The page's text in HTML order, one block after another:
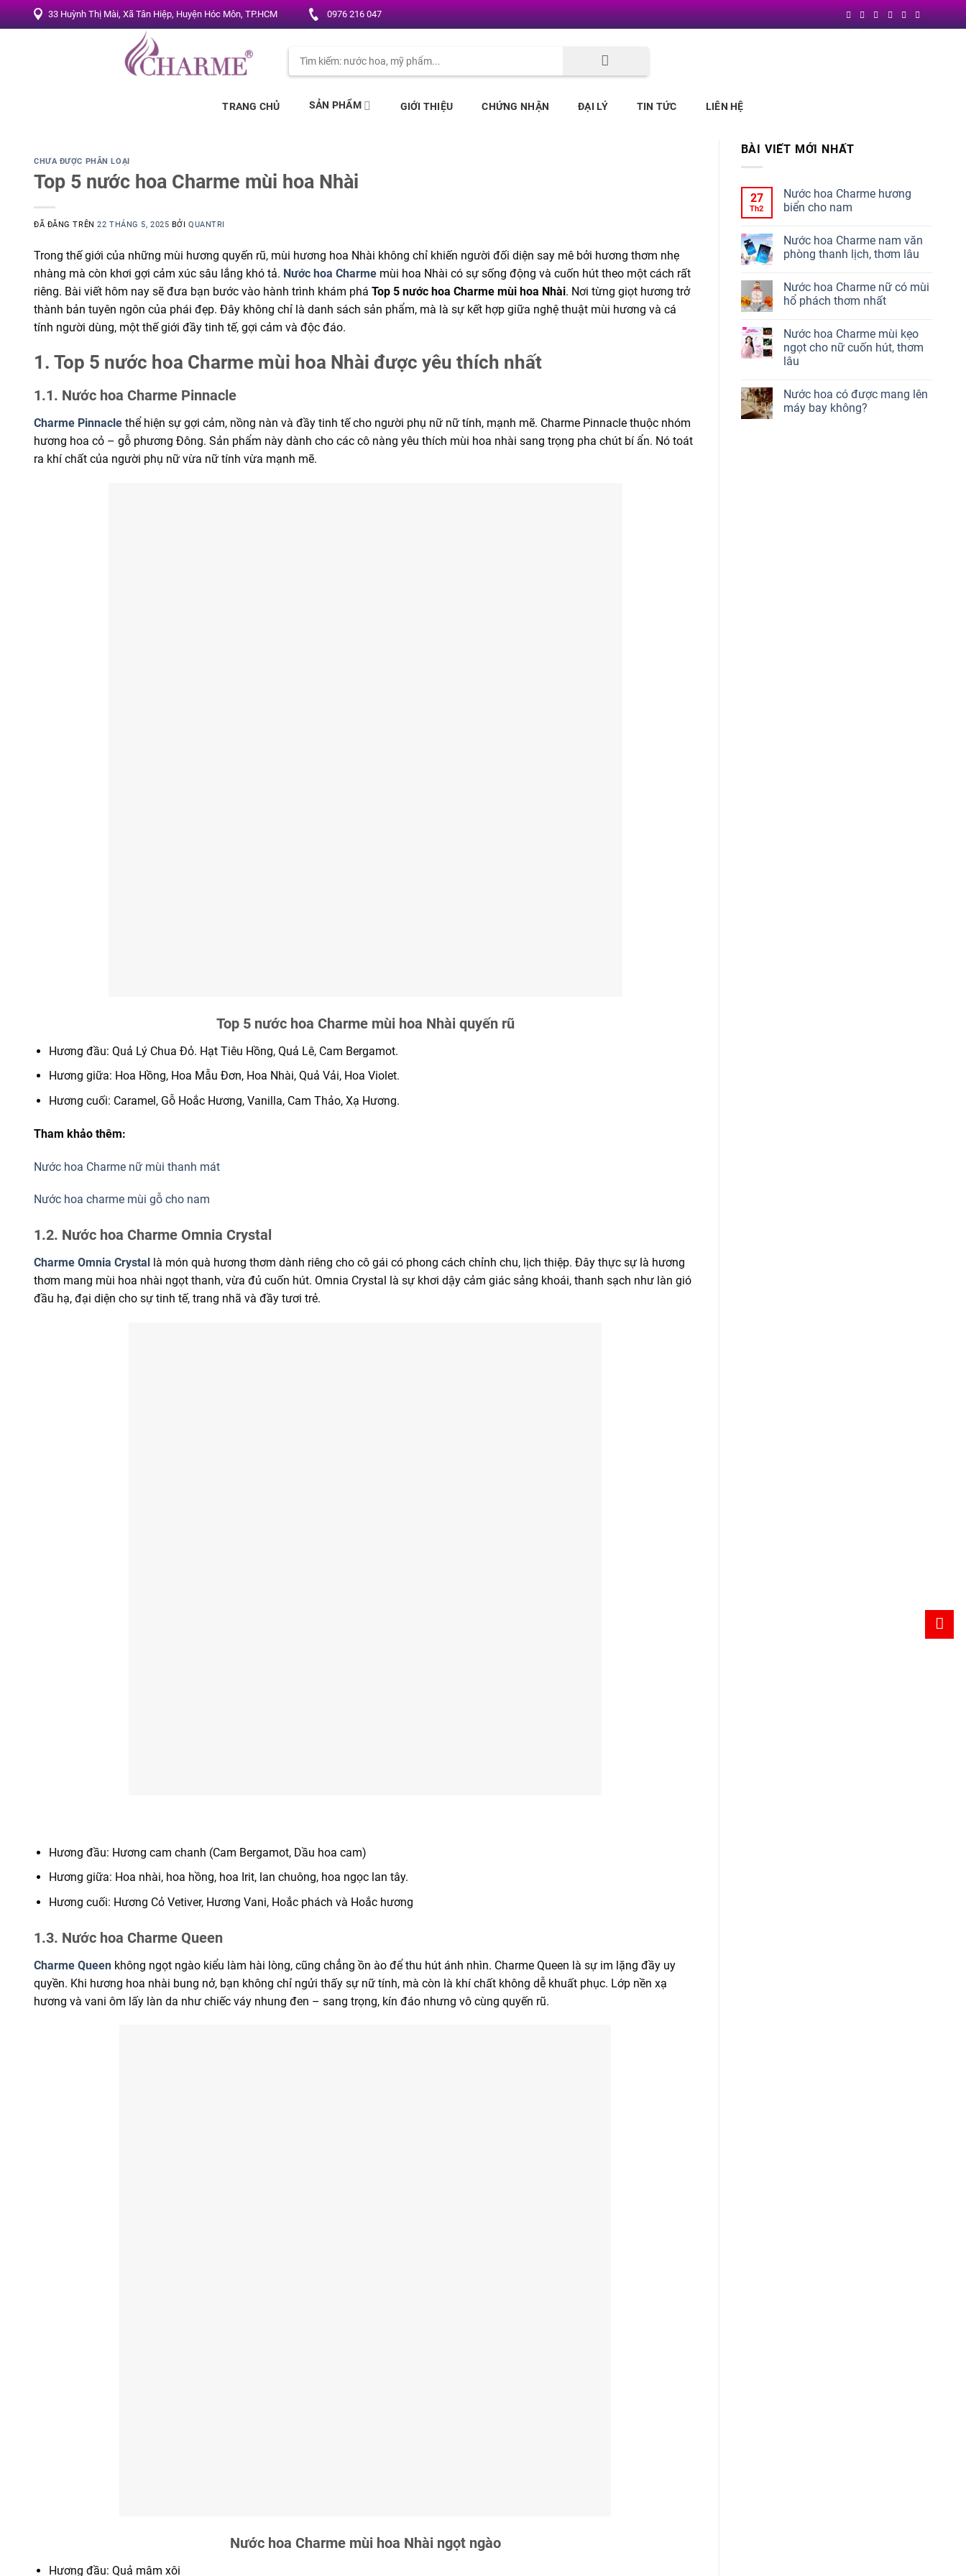
Chuyển
đến
33 Huỳnh Thị Mài, Xã Tân Hiệp, Huyện Hóc Môn, TP.HCM 0976 216 047
kiếm:
TRANG CHỦ SẢN PHẨM GIỚI THIỆU CHỨNG NHẬN ĐẠI LÝ TIN TỨC LIÊN HỆ
CHƯA ĐƯỢC PHÂN LOẠI
Top 5 nước hoa Charme mùi hoa Nhài
ĐÃ ĐĂNG TRÊN22 THÁNG 5, 2025 BỞIQUANTRI
Trong thế giới của những mùi hương quyến rũ, mùi hương hoa Nhài không chỉ khiến người đối diện say mê bởi hương thơm nhẹ
nhàng mà còn khơi gợi cảm xúc sâu lắng khó tả. Nước hoa Charme mùi hoa Nhài có sự sống động và cuốn hút theo một cách rất
riêng. Bài viết hôm nay sẽ đưa bạn bước vào hành trình khám phá Top 5 nước hoa Charme mùi hoa Nhài. Nơi từng giọt hương trở
thành bản tuyên ngôn của phái đẹp. Đây không chỉ là danh sách sản phẩm, mà là sự kết hợp giữa nghệ thuật mùi hương và cá
tính người dùng, một thế giới đầy tinh tế, gợi cảm và độc đáo.
1. Top 5 nước hoa Charme mùi hoa Nhài được yêu thích nhất
1.1. Nước hoa Charme Pinnacle
Charme Pinnacle thể hiện sự gợi cảm, nồng nàn và đầy tinh tế cho người phụ nữ nữ tính, mạnh mẽ. Charme Pinnacle thuộc nhóm
hương hoa cỏ – gỗ phương Đông. Sản phẩm này dành cho các cô nàng yêu thích mùi hoa nhài sang trọng pha chút bí ẩn. Nó toát
ra khí chất của người phụ nữ vừa nữ tính vừa mạnh mẽ.
Top 5 nước hoa Charme mùi hoa Nhài quyến rũ
Hương đầu: Quả Lý Chua Đỏ. Hạt Tiêu Hồng, Quả Lê, Cam Bergamot.
Hương giữa: Hoa Hồng, Hoa Mẫu Đơn, Hoa Nhài, Quả Vải, Hoa Violet.
Hương cuối: Caramel, Gỗ Hoắc Hương, Vanilla, Cam Thảo, Xạ Hương.
Tham khảo thêm:
Nước hoa Charme nữ mùi thanh mát
Nước hoa charme mùi gỗ cho nam
1.2. Nước hoa Charme Omnia Crystal
Charme Omnia Crystal
là món quà hương thơm dành riêng cho cô gái có phong cách chỉnh chu, lịch thiệp. Đây thực sự là hương
thơm mang mùi hoa nhài ngọt thanh, vừa đủ cuốn hút. Omnia Crystal là sự khơi dậy cảm giác sảng khoái, thanh sạch như làn gió
đầu hạ, đại diện cho sự tinh tế, trang nhã và đầy tươi trẻ.
Hương đầu: Hương cam chanh (Cam Bergamot, Dầu hoa cam)
Hương giữa: Hoa nhài, hoa hồng, hoa Irit, lan chuông, hoa ngọc lan tây.
Hương cuối: Hương Cỏ Vetiver, Hương Vani, Hoắc phách và Hoắc hương
1.3. Nước hoa Charme Queen
Charme Queen không ngọt ngào kiểu làm hài lòng, cũng chẳng ồn ào để thu hút ánh nhìn. Charme Queen là sự im lặng đầy uy
quyền. Khi hương hoa nhài bung nở, bạn không chỉ ngửi thấy sự nữ tính, mà còn là khí chất không dễ khuất phục. Lớp nền xạ
hương và vani ôm lấy làn da như chiếc váy nhung đen – sang trọng, kín đáo nhưng vô cùng quyến rũ.
Nước hoa Charme mùi hoa Nhài ngọt ngào
Hương đầu: Quả mâm xôi
BÀI VIẾT MỚI NHẤT
27
Th2
Nước hoa Charme hương
biển cho nam
Nước hoa Charme nam văn
phòng thanh lịch, thơm lâu
Nước hoa Charme nữ có mùi
hổ phách thơm nhất
Nước hoa Charme mùi kẹo
ngọt cho nữ cuốn hút, thơm
lâu
Nước hoa có được mang lên
máy bay không?